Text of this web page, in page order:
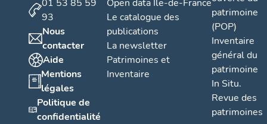
01 53 85 59
93
Nous
contacter
Aide
Mentions
légales
Politique de
confidentialité
Open data Île-de-France
Le catalogue des
publications
La newsletter
Patrimoines et
Inventaire
patrimoine
(POP)
Inventaire
général du
patrimoine
In Situ.
Revue des
patrimoines